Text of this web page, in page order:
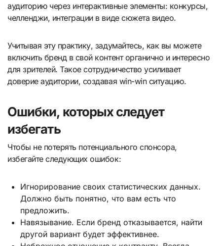
аудиторию через интерактивные элементы: конкурсы,
челленджи, интеграции в виде сюжета видео.
Учитывая эту практику, задумайтесь, как вы можете
включить бренд в свой контент органично и интересно
для зрителей. Такое сотрудничество усиливает
доверие аудитории, создавая win-win ситуацию.
Ошибки, которых следует
избегать
Чтобы не потерять потенциального спонсора,
избегайте следующих ошибок:
Игнорирование своих статистических данных.
Должно быть понятно, что вам есть что
предложить.
Навязывание. Если бренд отказывается, найти
другой вариант будет эффективнее.